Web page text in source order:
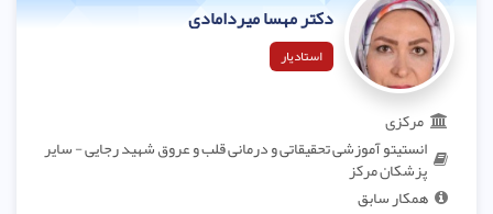
دکتر مهسا میردامادی
استادیار
مرکزی
انستیتو آموزشی تحقیقاتی و درمانی قلب و عروق شهید رجایی - سایر
پزشکان مرکز
همکار سابق